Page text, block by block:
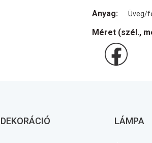
Anyag: Üveg/
Méret (szél.,
DEKORÁCIÓ LÁMPA